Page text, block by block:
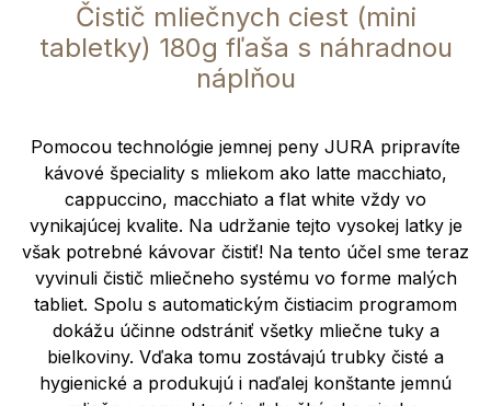
Čistič mliečnych ciest (mini
tabletky) 180g fľaša s náhradnou
náplňou
Pomocou technológie jemnej peny JURA pripravíte
kávové špeciality s mliekom ako latte macchiato,
cappuccino, macchiato a flat white vždy vo
vynikajúcej kvalite. Na udržanie tejto vysokej latky je
však potrebné kávovar čistiť! Na tento účel sme teraz
vyvinuli čistič mliečneho systému vo forme malých
tabliet. Spolu s automatickým čistiacim programom
dokážu účinne odstrániť všetky mliečne tuky a
bielkoviny. Vďaka tomu zostávajú trubky čisté a
hygienické a produkujú i naďalej konštante jemnú